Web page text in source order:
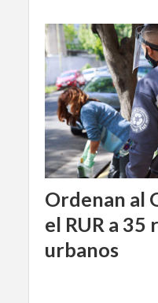
Ordenan al
el RUR a
urbanos